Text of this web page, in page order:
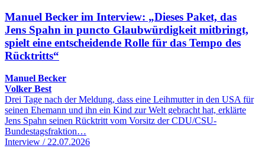
Manuel Becker im Interview: „Dieses Paket, das
Jens Spahn in puncto Glaubwürdigkeit mitbringt,
spielt eine entscheidende Rolle für das Tempo des
Rücktritts“
Manuel Becker
Volker Best
Drei Tage nach der Meldung, dass eine Leihmutter in den USA für
seinen Ehemann und ihn ein Kind zur Welt gebracht hat, erklärte
Jens Spahn seinen Rücktritt vom Vorsitz der CDU/CSU-
Bundestagsfraktion…
Interview / 22.07.2026